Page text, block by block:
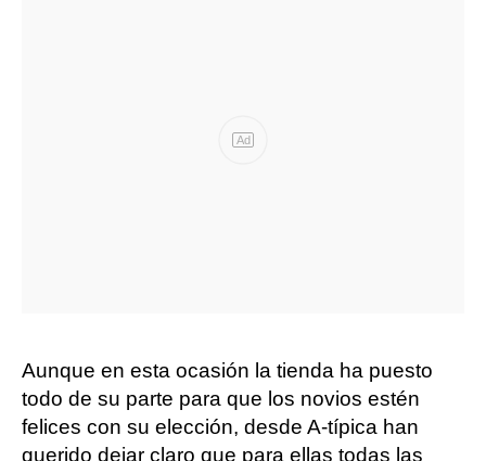
Ad
Aunque en esta ocasión la tienda ha puesto
todo de su parte para que los novios estén
felices con su elección, desde A-típica han
querido dejar claro que para ellas todas las